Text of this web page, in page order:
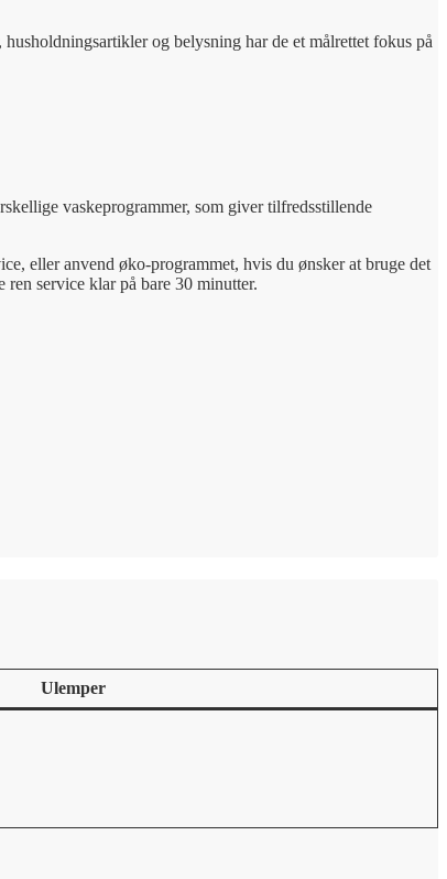
og belysning har de et målrettet fokus på
vaskeprogrammer, som giver tilfredsstillende
eller anvend øko-programmet, hvis du ønsker at bruge det
service klar på bare 30 minutter.
Ulemper